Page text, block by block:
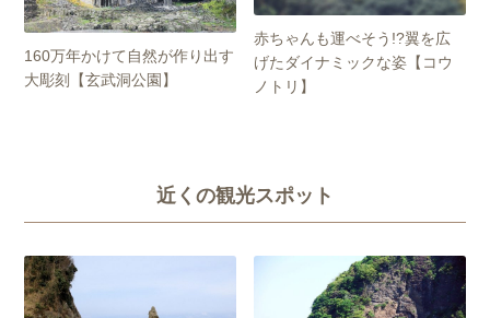
160万年かけて自然が作り出す
大彫刻【玄武洞公園】
赤ちゃんも運べそう!?翼を広
げたダイナミックな姿【コウ
ノトリ】
近くの観光スポット